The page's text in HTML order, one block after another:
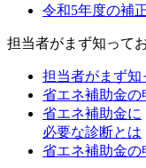
令和5年度の補
担当者がまず知って
担当者がまず知
省エネ補助金
省エネ補助金に
必要な診断とは
省エネ補助金